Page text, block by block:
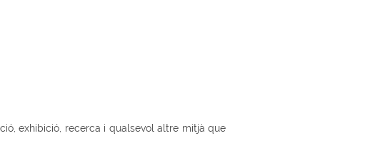
exhibició, recerca i qualsevol altre mitjà que